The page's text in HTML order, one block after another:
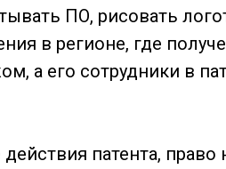
ПО, рисовать
в регионе, где
а его сотрудники в
патента, право